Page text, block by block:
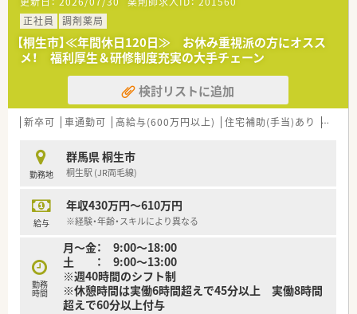
正社員
調剤薬局
【桐生市】≪年間休日120日≫ お休み重視派の方にオスス
メ！ 福利厚生＆研修制度充実の大手チェーン
検討リストに追加
新卒可 車通勤可 高給与(600万円以上) 住宅補助(手当)あり 教育
勤務地
群馬県 桐生市
桐生駅 (JR両毛線)
給与
年収430万円～610万円
※経験・年齢・スキルにより異なる
勤務
時間
月～金： 9:00～18:00
土 ： 9:00～13:00
※週40時間のシフト制
※休憩時間は実働6時間超えで45分以上 実働8時間
超えで60分以上付与